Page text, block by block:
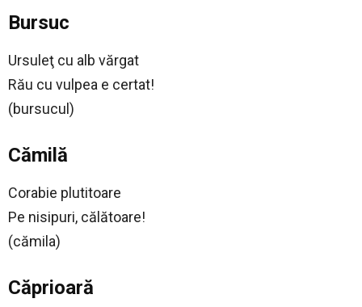
Bursuc
Ursuleţ cu alb vărgat
Rău cu vulpea e certat!
(bursucul)
Cămilă
Corabie plutitoare
Pe nisipuri, călătoare!
(cămila)
Căprioară